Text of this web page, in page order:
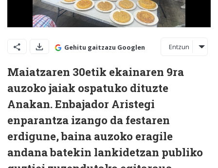
Gehitu gaitzazu Googlen Entzun
Maiatzaren 30etik ekainaren 9ra
auzoko jaiak ospatuko dituzte
Anakan. Enbajador Aristegi
enparantza izango da festaren
erdigune, baina auzoko eragile
andana batekin lankidetzan publiko